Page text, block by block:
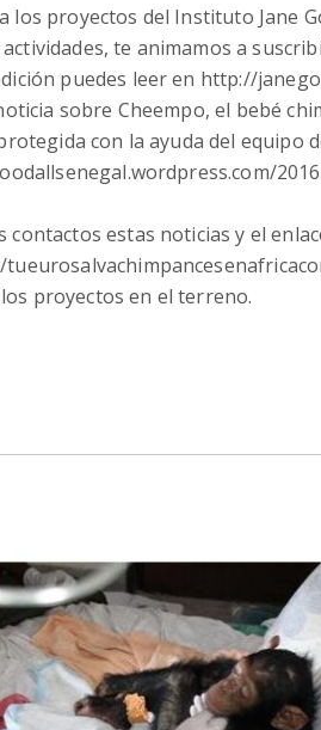
los proyectos del Instituto Jane
te animamos a
puedes leer en http://
sobre Cheempo, el bebé
con la ayuda del equipo
estas noticias y el
proyectos en el terreno.